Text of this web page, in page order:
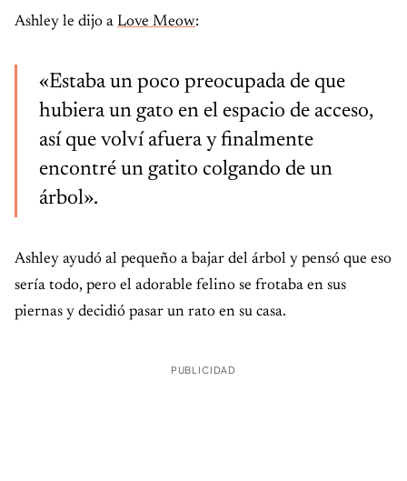
Ashley le dijo a Love Meow:
«Estaba un poco preocupada de que
hubiera un gato en el espacio de acceso,
así que volví afuera y finalmente
encontré un gatito colgando de un
árbol».
Ashley ayudó al pequeño a bajar del árbol y pensó que eso
sería todo, pero el adorable felino se frotaba en sus
piernas y decidió pasar un rato en su casa.
PUBLICIDAD